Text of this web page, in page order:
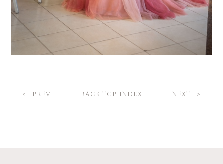
PREV BACK TOP INDEX NEXT